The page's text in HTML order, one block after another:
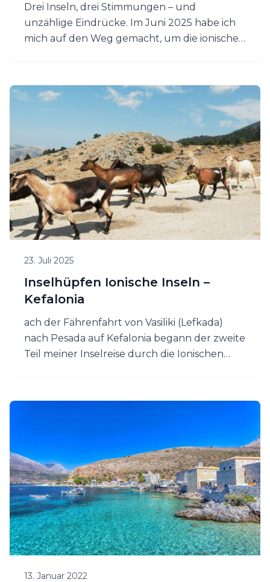
Drei Inseln, drei Stimmungen – und
unzählige Eindrücke. Im Juni 2025 habe ich
mich auf den Weg gemacht, um die ionischen
traditionelle Dörfer bis hin zu
aussergewöhnlichen Hotels. Hier teile ich
meine persönlichen Highlights,
Überraschungen – und Orte, die man nicht
verpassen sollte.
23. Juli 2025
Inselhüpfen Ionische Inseln –
Kefalonia
ach der Fährenfahrt von Vasiliki (Lefkada)
nach Pesada auf Kefalonia begann der zweite
Teil meiner Inselreise durch die Ionischen
mich wild und grün und das gefiel mir.
13. Januar 2022